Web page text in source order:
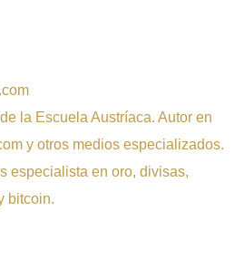
la Escuela Austríaca. Autor en
y otros medios especializados.
especialista en oro, divisas,
bitcoin.